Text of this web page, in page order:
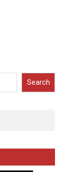
Search